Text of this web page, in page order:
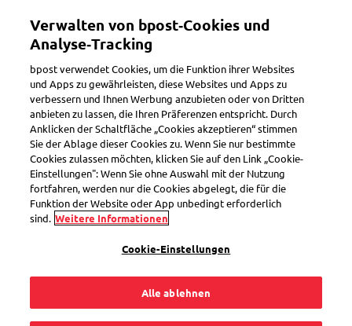
Toggle navigation
Paket verfolgen
In welchen Fällen
öffnet der Zoll mein
Paket für eine
Kontrolle?
Verwalten von bpost‑Cookies und
Analyse‑Tracking
bpost verwendet Cookies, um die Funktion ihrer Websites
und Apps zu gewährleisten, diese Websites und Apps zu
verbessern und Ihnen Werbung anzubieten oder von Dritten
anbieten zu lassen, die Ihren Präferenzen entspricht. Durch
Anklicken der Schaltfläche „Cookies akzeptieren“ stimmen
Sie der Ablage dieser Cookies zu. Wenn Sie nur bestimmte
Cookies zulassen möchten, klicken Sie auf den Link „Cookie-
Einstellungen": Wenn Sie ohne Auswahl mit der Nutzung
fortfahren, werden nur die Cookies abgelegt, die für die
Funktion der Website oder App unbedingt erforderlich
sind. Weitere Informationen
Cookie-Einstellungen
Alle ablehnen